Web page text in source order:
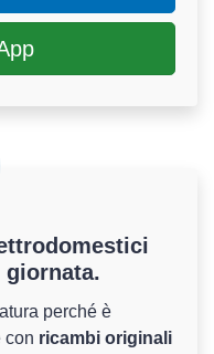
giornata.
perché è
con ricambi originali